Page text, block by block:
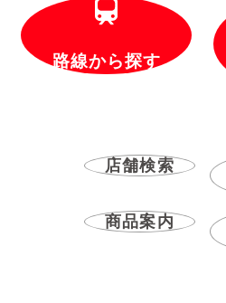
路線から探す
店舗検索
商品案内